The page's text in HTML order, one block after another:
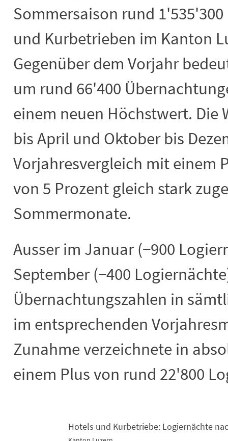
Sommersaison rund
und Kurbetrieben im Kanton
Gegenüber dem Vorjahr
um rund 66'400
einem neuen Höchstwert. Die
bis April und Oktober bis
Vorjahresvergleich mit einem
von 5 Prozent gleich stark
Sommermonate.
Ausser im Januar (−900
September (−400
Übernachtungszahlen in
im entsprechenden
Zunahme verzeichnete in
einem Plus von rund 22'800
Hotels und Kurbetriebe: Logiernächte